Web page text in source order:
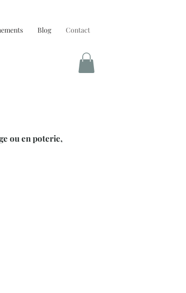
Blog Contact
ou en poterie,